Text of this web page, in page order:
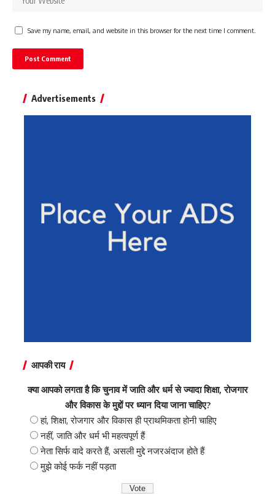
Save my name, email, and website in this browser for the next time I comment.
Advertisements
आपकी राय
क्या आपको लगता है कि चुनाव में जाति और धर्म से ज्यादा शिक्षा, रोजगार
और विकास के मुद्दों पर ध्यान दिया जाना चाहिए?
हां, शिक्षा, रोजगार और विकास ही प्राथमिकता होनी चाहिए
नहीं, जाति और धर्म भी महत्वपूर्ण हैं
नेता सिर्फ वादे करते हैं, असली मुद्दे नजरअंदाज होते हैं
मुझे कोई फर्क नहीं पड़ता